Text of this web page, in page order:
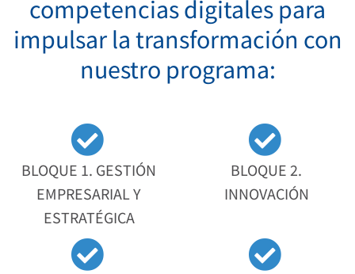
competencias digitales para
impulsar la transformación con
nuestro programa:
BLOQUE 1. GESTIÓN
EMPRESARIAL Y
ESTRATÉGICA
BLOQUE 2.
INNOVACIÓN